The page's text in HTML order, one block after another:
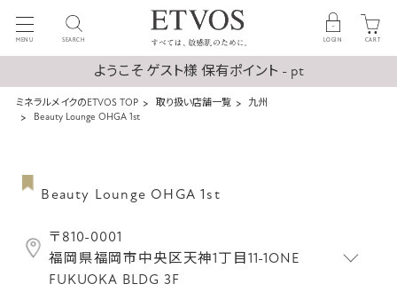
MENU SEARCH LOGIN CART
ようこそ ゲスト様 保有ポイント - pt
ミネラルメイクのETVOS TOP 取り扱い店舗一覧
九州
Beauty Lounge OHGA 1st
Beauty Lounge OHGA 1st
〒810-0001
福岡県福岡市中央区天神1丁目11-1ONE
FUKUOKA BLDG 3F